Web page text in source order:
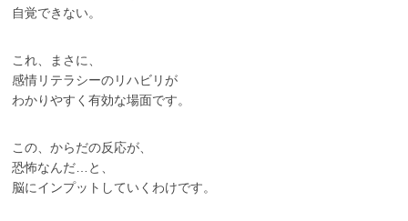
自覚できない。
これ、まさに、
感情リテラシーのリハビリが
わかりやすく有効な場面です。
この、からだの反応が、
恐怖なんだ…と、
脳にインプットしていくわけです。